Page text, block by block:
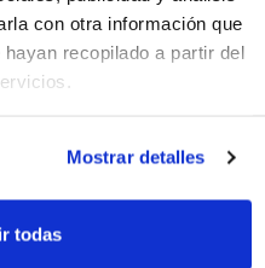
Smoothie de naranja y frutas
5.50€